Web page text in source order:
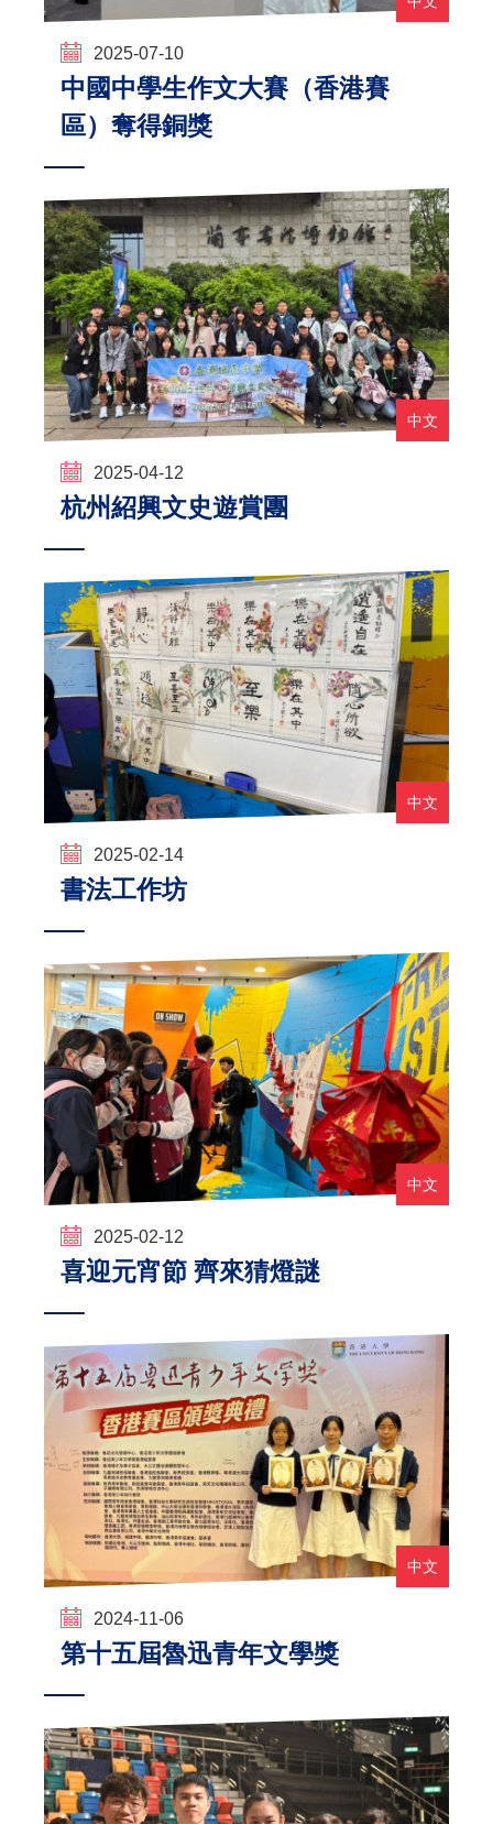
2025-07-10
中國中學生作文大賽（香港賽
區）奪得銅獎
中文
2025-04-12
杭州紹興文史遊賞團
中文
2025-02-14
書法工作坊
中文
2025-02-12
喜迎元宵節 齊來猜燈謎
中文
2024-11-06
第十五屆魯迅青年文學獎